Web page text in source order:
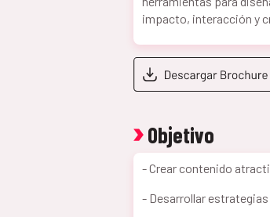
impacto, interacción y
Objetivo
- Crear contenido
- Desarrollar